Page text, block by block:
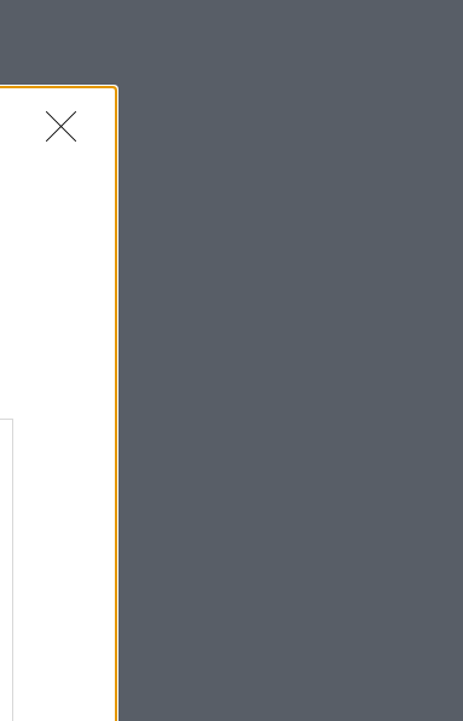
δήμοι